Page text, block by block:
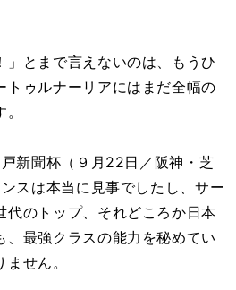
」とまで言えないのは、もうひ
トゥルナーリアにはまだ全幅の
新聞杯（９月22日／阪神・芝
スは本当に見事でしたし、サー
代のトップ、それどころか日本
、最強クラスの能力を秘めてい
せん。